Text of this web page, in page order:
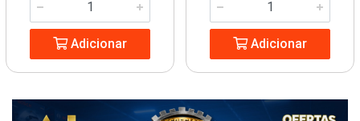
Adicionar Adicionar